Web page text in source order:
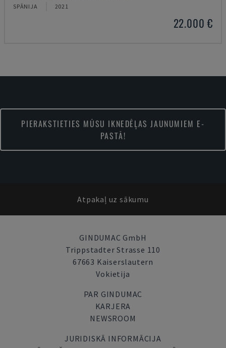
SPĀNIJA 2021
22.000 €
PIERAKSTIETIES MŪSU IKNEDĒĻAS JAUNUMIEM E-
PASTĀ!
Atpakaļ uz sākumu
GINDUMAC GmbH
Trippstadter Strasse 110
67663 Kaiserslautern
Vokietija
PAR GINDUMAC
KARJERA
NEWSROOM
JURIDISKĀ INFORMĀCIJA